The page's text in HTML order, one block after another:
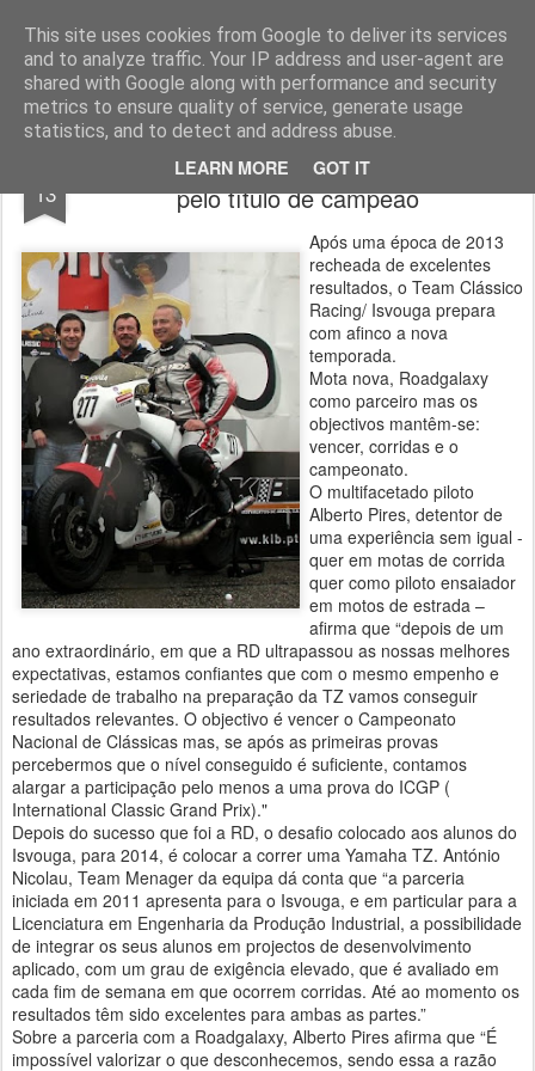
This site uses cookies from Google to deliver its services
and to analyze traffic. Your IP address and user-agent are
shared with Google along with performance and security
metrics to ensure quality of service, generate usage
statistics, and to detect and address abuse.
LEARN MORE GOT IT
ROADGALAXY - Media Center
13
Team Clássico Racing/Isvouga vai lutar
pelo título de campeão
Após uma época de 2013
recheada de excelentes
resultados, o Team Clássico
Racing/ Isvouga prepara
com afinco a nova
temporada.
Mota nova, Roadgalaxy
como parceiro mas os
objectivos mantêm-se:
vencer, corridas e o
campeonato.
O multifacetado piloto
Alberto Pires, detentor de
uma experiência sem igual -
quer em motas de corrida
quer como piloto ensaiador
em motos de estrada –
afirma que “depois de um
ano extraordinário, em que a RD ultrapassou as nossas melhores
expectativas, estamos confiantes que com o mesmo empenho e
seriedade de trabalho na preparação da TZ vamos conseguir
resultados relevantes. O objectivo é vencer o Campeonato
Nacional de Clássicas mas, se após as primeiras provas
percebermos que o nível conseguido é suficiente, contamos
alargar a participação pelo menos a uma prova do ICGP (
International Classic Grand Prix)."
Depois do sucesso que foi a RD, o desafio colocado aos alunos do
Isvouga, para 2014, é colocar a correr uma Yamaha TZ. António
Nicolau, Team Menager da equipa dá conta que “a parceria
iniciada em 2011 apresenta para o Isvouga, e em particular para a
Licenciatura em Engenharia da Produção Industrial, a possibilidade
de integrar os seus alunos em projectos de desenvolvimento
aplicado, com um grau de exigência elevado, que é avaliado em
cada fim de semana em que ocorrem corridas. Até ao momento os
resultados têm sido excelentes para ambas as partes.”
Sobre a parceria com a Roadgalaxy, Alberto Pires afirma que “É
impossível valorizar o que desconhecemos, sendo essa a razão